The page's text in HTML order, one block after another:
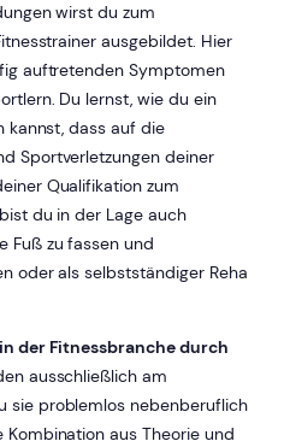
wirst du zum
ausgebildet. Hier
auftretenden Symptomen
Du lernst, wie du ein
kannst, dass auf die
Sportverletzungen deiner
Qualifikation zum
du in der Lage auch
Fuß zu fassen und
oder als selbstständiger Reha
der Fitnessbranche durch
ausschließlich am
sie problemlos nebenberuflich
aus Theorie und